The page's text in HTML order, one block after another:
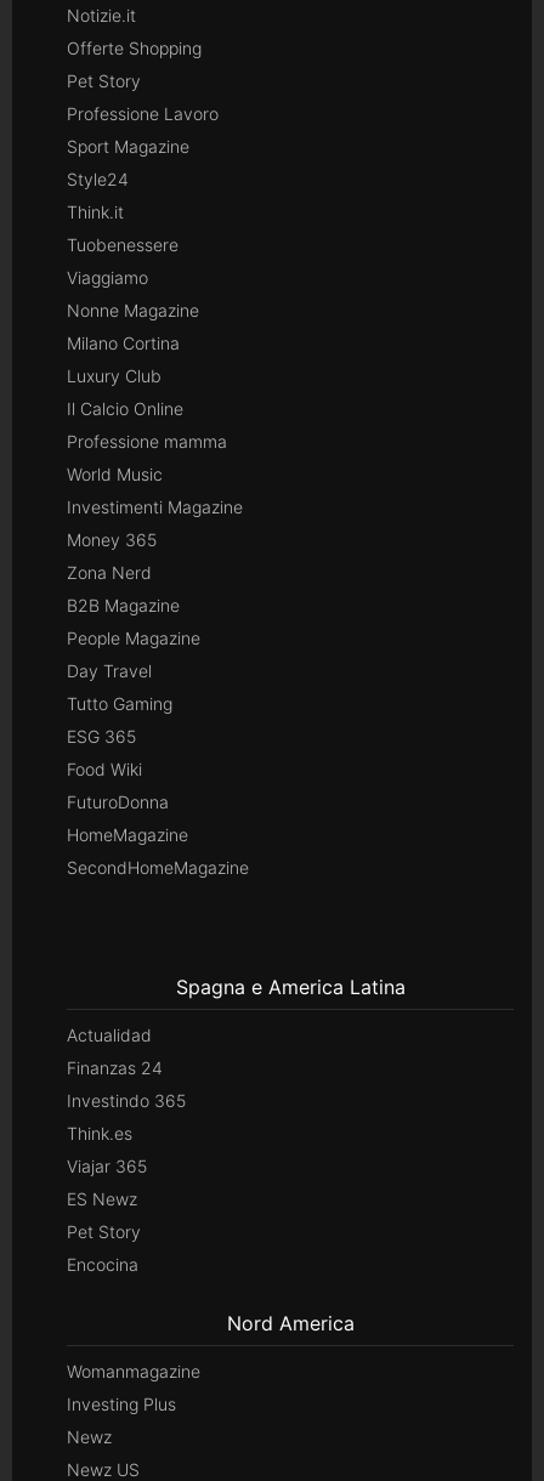
Notizie.it
Offerte Shopping
Pet Story
Professione Lavoro
Sport Magazine
Style24
Think.it
Tuobenessere
Viaggiamo
Nonne Magazine
Milano Cortina
Luxury Club
Il Calcio Online
Professione mamma
World Music
Investimenti Magazine
Money 365
Zona Nerd
B2B Magazine
People Magazine
Day Travel
Tutto Gaming
ESG 365
Food Wiki
FuturoDonna
HomeMagazine
SecondHomeMagazine
Spagna e America Latina
Actualidad
Finanzas 24
Investindo 365
Think.es
Viajar 365
ES Newz
Pet Story
Encocina
Nord America
Womanmagazine
Investing Plus
Newz
Newz US